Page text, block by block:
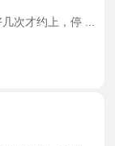
次才约上，停 ...